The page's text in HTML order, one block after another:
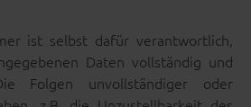
ist selbst dafür verantwortlich,
Daten vollständig und
Folgen unvollständiger oder